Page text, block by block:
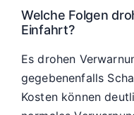
Welche Folgen
Einfahrt?
Es drohen
gegebenenfalls
Kosten können